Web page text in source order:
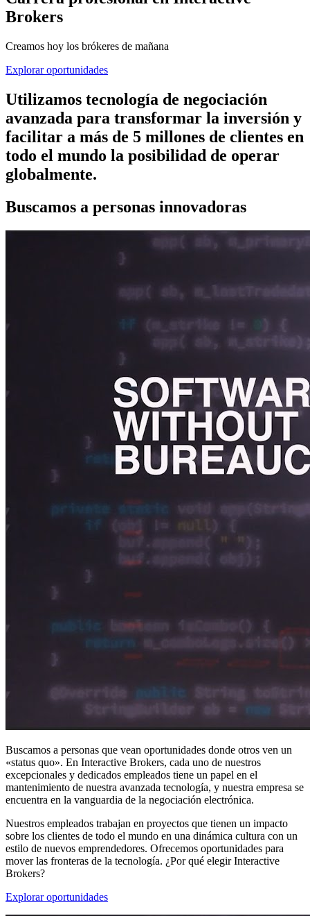
Brokers
Creamos hoy los brókeres de mañana
Explorar oportunidades
Utilizamos tecnología de negociación
avanzada para transformar la inversión y
facilitar a más de 5 millones de clientes en
todo el mundo la posibilidad de operar
globalmente.
Buscamos a personas innovadoras
Buscamos a personas que vean oportunidades donde otros ven un
«status quo». En Interactive Brokers, cada uno de nuestros
excepcionales y dedicados empleados tiene un papel en el
mantenimiento de nuestra avanzada tecnología, y nuestra empresa se
encuentra en la vanguardia de la negociación electrónica.
Nuestros empleados trabajan en proyectos que tienen un impacto
sobre los clientes de todo el mundo en una dinámica cultura con un
estilo de nuevos emprendedores. Ofrecemos oportunidades para
mover las fronteras de la tecnología. ¿Por qué elegir Interactive
Brokers?
Explorar oportunidades